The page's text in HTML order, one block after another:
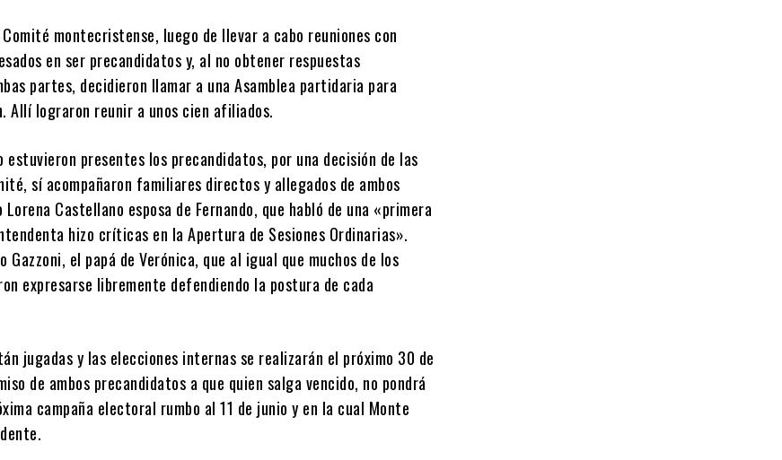
montecristense, luego de llevar a cabo reuniones con
en ser precandidatos y, al no obtener respuestas
partes, decidieron llamar a una Asamblea partidaria para
Allí lograron reunir a unos cien afiliados.
estuvieron presentes los precandidatos, por una decisión de las
sí acompañaron familiares directos y allegados de ambos
Castellano esposa de Fernando, que habló de una «primera
hizo críticas en la Apertura de Sesiones Ordinarias».
Gazzoni, el papá de Verónica, que al igual que muchos de los
expresarse libremente defendiendo la postura de cada
jugadas y las elecciones internas se realizarán el próximo 30 de
de ambos precandidatos a que quien salga vencido, no pondrá
campaña electoral rumbo al 11 de junio y en la cual Monte